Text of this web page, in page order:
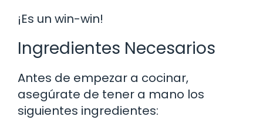
¡Es un win-win!
Ingredientes Necesarios
Antes de empezar a cocinar,
asegúrate de tener a mano los
siguientes ingredientes: